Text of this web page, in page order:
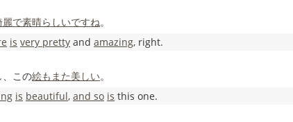
麗で素晴らしいですね。
is very pretty and amazing, right.
、この絵もまた美しい。
is beautiful, and so is this one.